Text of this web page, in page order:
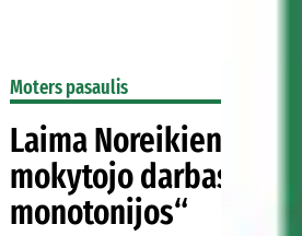
Moters pasaulis
Laima Noreikienė:
mokytojo darbas, nes
monotonijos“